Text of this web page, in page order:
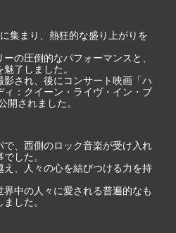
集まり、熱狂的な盛り上がりを
の圧倒的なパフォーマンスと、
了しました。
影され、後にコンサート映画「ハ
ィ：クイーン・ライヴ・イン・ブ
開されました。
で、西側のロック音楽が受け入れ
した。
え、人々の心を結びつける力を持
界中の人々に愛される普遍的なも
した。